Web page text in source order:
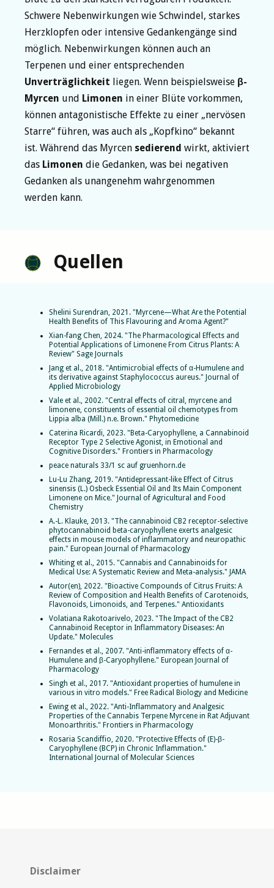
Schwere Nebenwirkungen wie Schwindel, starkes
Herzklopfen oder intensive Gedankengänge sind
möglich. Nebenwirkungen können auch an
Terpenen und einer entsprechenden
Unverträglichkeit liegen. Wenn beispielsweise β-
Myrcen und Limonen in einer Blüte vorkommen,
können antagonistische Effekte zu einer „nervösen
Starre“ führen, was auch als „Kopfkino“ bekannt
ist. Während das Myrcen sedierend wirkt, aktiviert
das Limonen die Gedanken, was bei negativen
Gedanken als unangenehm wahrgenommen
werden kann.
Quellen
Shelini Surendran, 2021. "Myrcene—What Are the Potential
Health Benefits of This Flavouring and Aroma Agent?"
Xian-fang Chen, 2024. "The Pharmacological Effects and
Potential Applications of Limonene From Citrus Plants: A
Review" Sage Journals
Jang et al., 2018. "Antimicrobial effects of α-Humulene and
its derivative against Staphylococcus aureus." Journal of
Applied Microbiology
Vale et al., 2002. "Central effects of citral, myrcene and
limonene, constituents of essential oil chemotypes from
Lippia alba (Mill.) n.e. Brown." Phytomedicine
Caterina Ricardi, 2023. "Beta-Caryophyllene, a Cannabinoid
Receptor Type 2 Selective Agonist, in Emotional and
Cognitive Disorders." Frontiers in Pharmacology
peace naturals 33/1 sc auf gruenhorn.de
Lu-Lu Zhang, 2019. "Antidepressant-like Effect of Citrus
sinensis (L.) Osbeck Essential Oil and Its Main Component
Limonene on Mice." Journal of Agricultural and Food
Chemistry
A.-L. Klauke, 2013. "The cannabinoid CB2 receptor-selective
phytocannabinoid beta-caryophyllene exerts analgesic
effects in mouse models of inflammatory and neuropathic
pain." European Journal of Pharmacology
Whiting et al., 2015. "Cannabis and Cannabinoids for
Medical Use: A Systematic Review and Meta-analysis." JAMA
Autor(en), 2022. "Bioactive Compounds of Citrus Fruits: A
Review of Composition and Health Benefits of Carotenoids,
Flavonoids, Limonoids, and Terpenes." Antioxidants
Volatiana Rakotoarivelo, 2023. "The Impact of the CB2
Cannabinoid Receptor in Inflammatory Diseases: An
Update." Molecules
Fernandes et al., 2007. "Anti-inflammatory effects of α-
Humulene and β-Caryophyllene." European Journal of
Pharmacology
Singh et al., 2017. "Antioxidant properties of humulene in
various in vitro models." Free Radical Biology and Medicine
Ewing et al., 2022. "Anti-Inflammatory and Analgesic
Properties of the Cannabis Terpene Myrcene in Rat Adjuvant
Monoarthritis." Frontiers in Pharmacology
Rosaria Scandiffio, 2020. "Protective Effects of (E)-β-
Caryophyllene (BCP) in Chronic Inflammation."
International Journal of Molecular Sciences
Disclaimer